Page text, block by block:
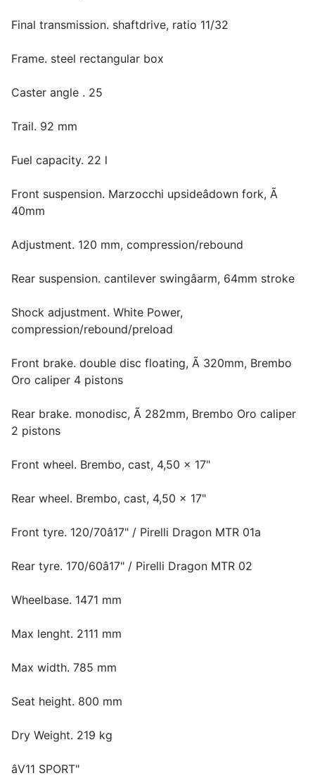
Final transmission. shaftdrive, ratio 11/32
Frame. steel rectangular box
Caster angle . 25
Trail. 92 mm
Fuel capacity. 22 l
Front suspension. Marzocchi upsideâdown fork, Ã
40mm
Adjustment. 120 mm, compression/rebound
Rear suspension. cantilever swingâarm, 64mm stroke
Shock adjustment. White Power,
compression/rebound/preload
Front brake. double disc floating, Ã 320mm, Brembo
Oro caliper 4 pistons
Rear brake. monodisc, Ã 282mm, Brembo Oro caliper
2 pistons
Front wheel. Brembo, cast, 4,50 x 17"
Rear wheel. Brembo, cast, 4,50 x 17"
Front tyre. 120/70â17" / Pirelli Dragon MTR 01a
Rear tyre. 170/60â17" / Pirelli Dragon MTR 02
Wheelbase. 1471 mm
Max lenght. 2111 mm
Max width. 785 mm
Seat height. 800 mm
Dry Weight. 219 kg
âV11 SPORT"